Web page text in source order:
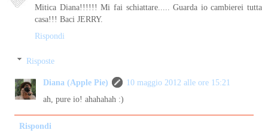
Mitica Diana!!!!!! Mi fai schiattare..... Guarda io cambierei tutta
casa!!! Baci JERRY.
Rispondi
Risposte
Diana (Apple Pie)
10 maggio 2012 alle ore 15:21
ah, pure io! ahahahah :)
Rispondi